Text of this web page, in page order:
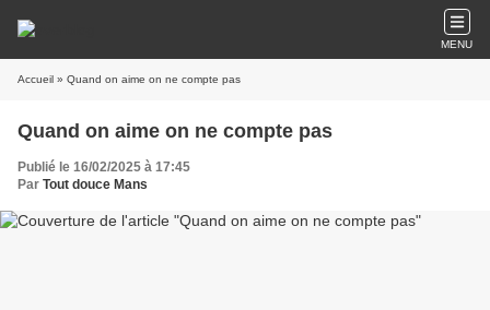
MENU
Accueil » Quand on aime on ne compte pas
Quand on aime on ne compte pas
Publié le 16/02/2025 à 17:45
Par Tout douce Mans